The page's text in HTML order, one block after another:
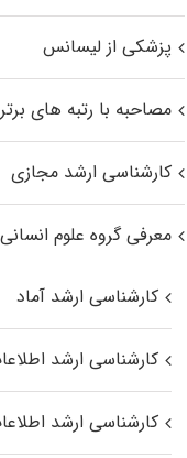
پزشکی از لیسانس
مصاحبه با رتبه های برتر
کارشناسی ارشد مجازی
معرفی گروه علوم
کارشناسی ارشد آماد
کارشناسی ارشد
کارشناسی ارشد